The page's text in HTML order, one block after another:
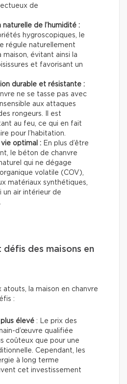
de
naturelle de l’humidité :
hygroscopiques, le
régule naturellement
maison, évitant ainsi la
et favorisant un
durable et résistante :
ne se tasse pas avec
aux attaques
rongeurs. Il est
au feu, ce qui en fait
pour l’habitation.
optimal : En plus d’être
le béton de chanvre
qui ne dégage
volatile (COV),
matériaux synthétiques,
un air intérieur de
défis des maisons en
atouts, la maison en chanvre
:
élevé : Le prix des
d’œuvre qualifiée
coûteux que pour une
Cependant, les
à long terme
cet investissement